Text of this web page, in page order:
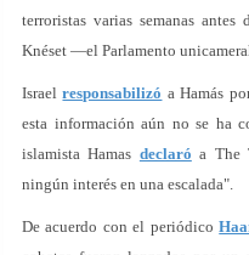
terroristas varias semanas
Knéset —el Parlamento
Israelresponsabilizó a Hamás
esta información aún no se ha
islamista Hamas declaró a The
ningún interés en una escalada".
De acuerdo con el periódico